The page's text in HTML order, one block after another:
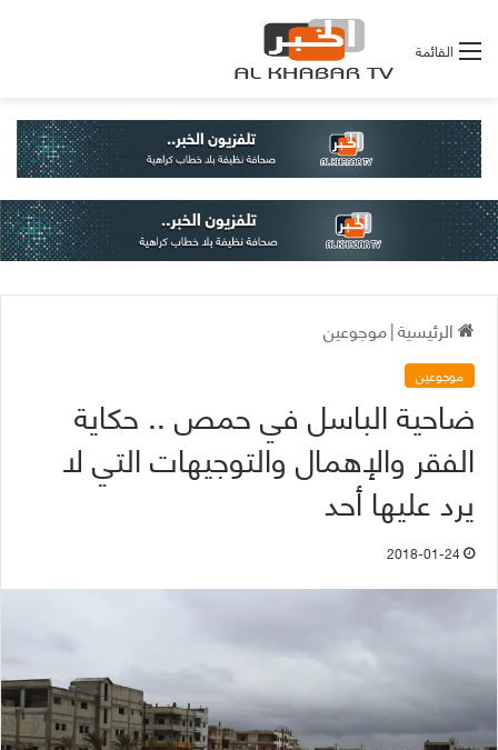
القائمة
الرئيسية|موجوعين
موجوعين
ضاحية الباسل في حمص .. حكاية
الفقر والإهمال والتوجيهات التي لا
يرد عليها أحد
2018-01-24